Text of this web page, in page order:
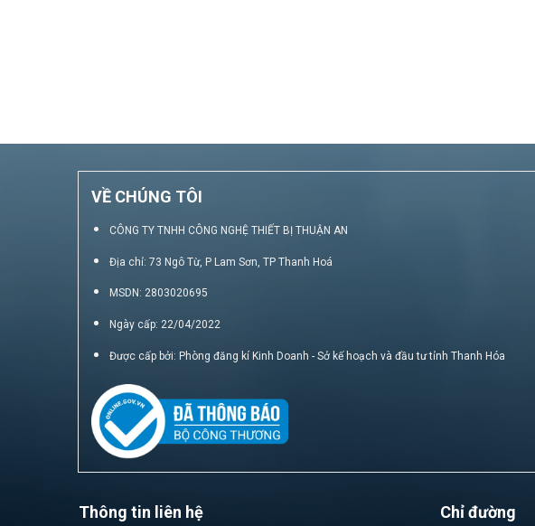
VỀ CHÚNG TÔI
CÔNG TY TNHH CÔNG NGHỆ THIẾT BỊ THUẬN AN
Địa chỉ: 73 Ngô Từ, P Lam Sơn, TP Thanh Hoá
MSDN: 2803020695
Ngày cấp: 22/04/2022
Được cấp bởi: Phòng đăng kí Kinh Doanh - Sở kế hoạch và đầu tư tỉnh Thanh Hóa
Thông tin liên hệ Chỉ đường